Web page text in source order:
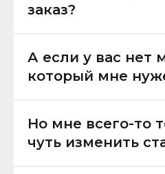
заказ?
А если у вас нет
который мне
Но мне всего-то
чуть изменить